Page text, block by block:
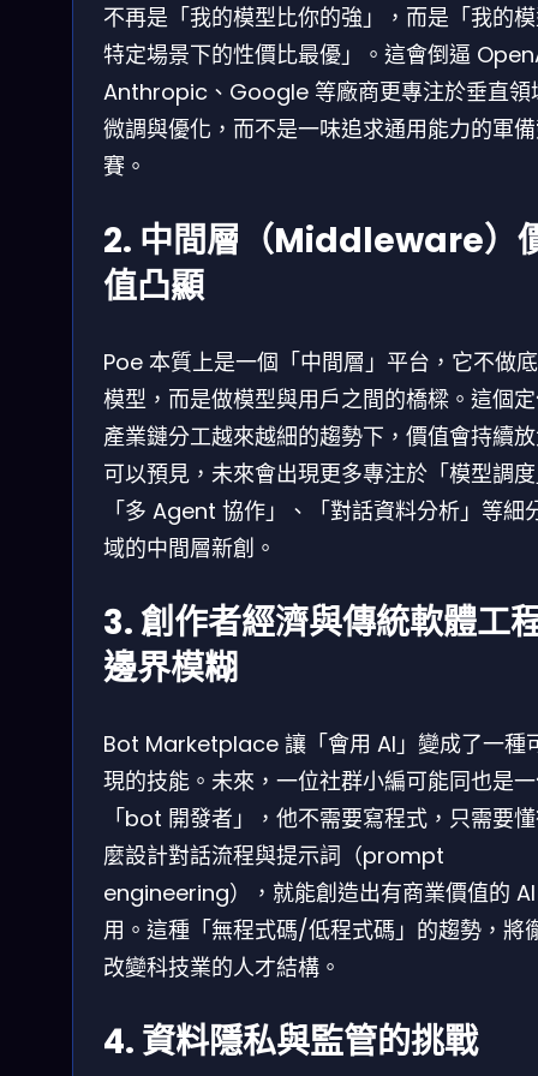
不再是「我的模型比你的強」，而是「我的
特定場景下的性價比最優」。這會倒逼
Anthropic、Google 等廠商更專注於垂直領
微調與優化，而不是一味追求通用能力的軍
賽。
2. 中間層（Middleware）
值凸顯
Poe 本質上是一個「中間層」平台，它不做
模型，而是做模型與用戶之間的橋樑。這個
產業鏈分工越來越細的趨勢下，價值會持續
可以預見，未來會出現更多專注於「模型調
「多 Agent 協作」、「對話資料分析」等細
域的中間層新創。
3. 創作者經濟與傳統軟體工
邊界模糊
Bot Marketplace 讓「會用 AI」變成了一種
現的技能。未來，一位社群小編可能同也是
「bot 開發者」，他不需要寫程式，只需要
麼設計對話流程與提示詞（prompt
engineering），就能創造出有商業價值的
用。這種「無程式碼/低程式碼」的趨勢，將
改變科技業的人才結構。
4. 資料隱私與監管的挑戰